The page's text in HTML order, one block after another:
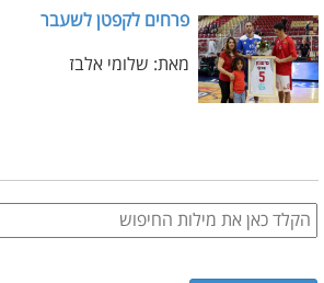
פרחים לקפטן לשעבר
מאת: שלומי אלבז